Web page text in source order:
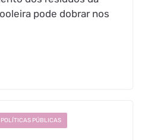
pode dobrar nos
POLÍTICAS PÚBLICAS